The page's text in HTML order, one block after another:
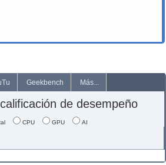
Geekbench Más...
de desempeño
CPU GPU AI